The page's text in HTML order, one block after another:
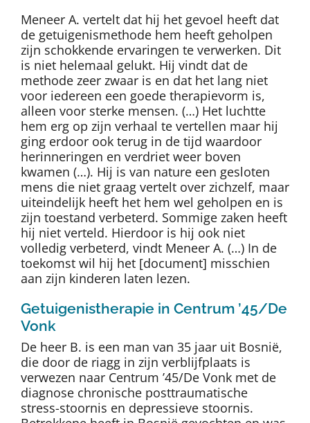
Meneer A. vertelt dat hij het gevoel heeft dat
de getuigenismethode hem heeft geholpen
zijn schokkende ervaringen te verwerken. Dit
is niet helemaal gelukt. Hij vindt dat de
methode zeer zwaar is en dat het lang niet
voor iedereen een goede therapievorm is,
alleen voor sterke mensen. (…) Het luchtte
hem erg op zijn verhaal te vertellen maar hij
ging erdoor ook terug in de tijd waardoor
herinneringen en verdriet weer boven
kwamen (…). Hij is van nature een gesloten
mens die niet graag vertelt over zichzelf, maar
uiteindelijk heeft het hem wel geholpen en is
zijn toestand verbeterd. Sommige zaken heeft
hij niet verteld. Hierdoor is hij ook niet
volledig verbeterd, vindt Meneer A. (…) In de
toekomst wil hij het [document] misschien
aan zijn kinderen laten lezen.
Getuigenistherapie in Centrum ’45/De
Vonk
De heer B. is een man van 35 jaar uit Bosnië,
die door de riagg in zijn verblijfplaats is
verwezen naar Centrum ’45/De Vonk met de
diagnose chronische posttraumatische
stress-stoornis en depressieve stoornis.